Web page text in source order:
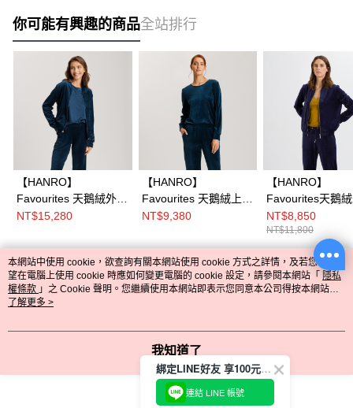
你可能有興趣的商品全站排行
【HANRO】
Favourites 天鵝絨外套
XS.M (神秘藍)
NT$15,280
【HANRO】
Favourites 天鵝絨上衣
XS-M (神秘藍)
NT$9,380
【HANRO】
Favourites天鵝
XS-M(深藍)
NT$8,850
NT$11,800
熱門標籤
本網站中使用 cookie，欲查詢有關本網站使用 cookie 方式之詳情，及若您不希
望在電腦上使用 cookie 時應如何變更電腦的 cookie 設定，請參閱本網站「 隱私
權條款 」之 Cookie 聲明。您繼續使用本網站即表示您同意本公司得按本網站使
用條款之 Cookie 聲明使用 cookie。
了解更多 >
我知道了
綁定LINE好友 享100元折價券
連結 LINE 帳號